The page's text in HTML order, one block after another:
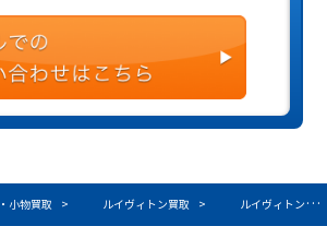
小物買取 ルイヴィトン買取 ルイヴィトンの口コミ